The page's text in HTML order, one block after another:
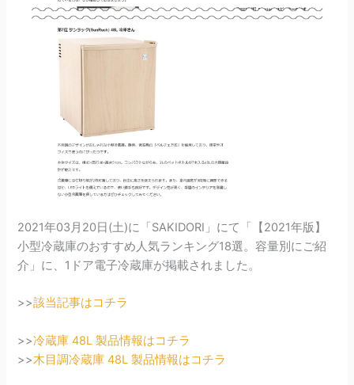
2021年03月20日(土)に「SAKIDORI」にて「【2021年版】
小型冷蔵庫のおすすめ人気ランキング18選。容量別にご紹
介」に、1ドア電子冷蔵庫が掲載されました。
>>該当記事はコチラ
>>冷蔵庫 48L 製品情報はコチラ
>>木目調冷蔵庫 48L 製品情報はコチラ